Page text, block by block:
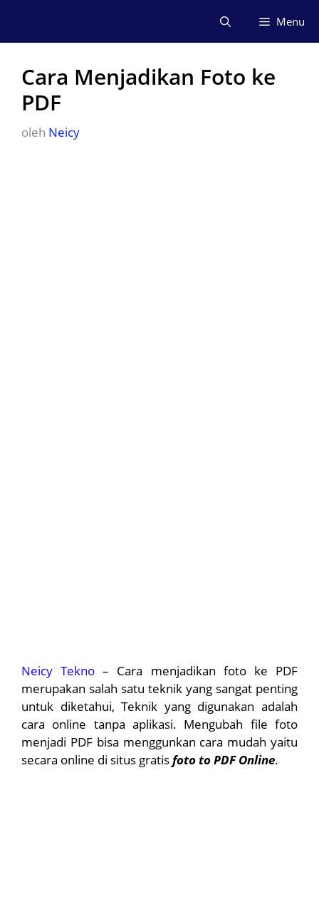
isi
Menu
Cara Menjadikan Foto ke
PDF
oleh Neicy
Neicy Tekno – Cara menjadikan foto ke PDF
merupakan salah satu teknik yang sangat penting
untuk diketahui, Teknik yang digunakan adalah
cara online tanpa aplikasi. Mengubah file foto
menjadi PDF bisa menggunkan cara mudah yaitu
secara online di situs gratisfoto to PDF Online.